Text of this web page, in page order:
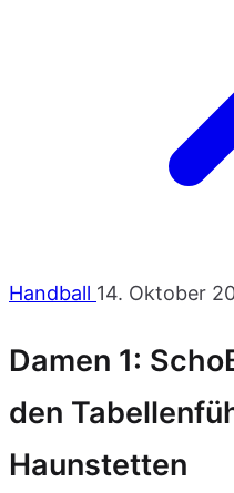
Handball 14. Oktober
Damen 1:
den
Haunstetten